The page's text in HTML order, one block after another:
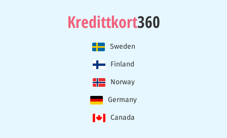
Kredittkort360
Sweden
Finland
Norway
Germany
Canada